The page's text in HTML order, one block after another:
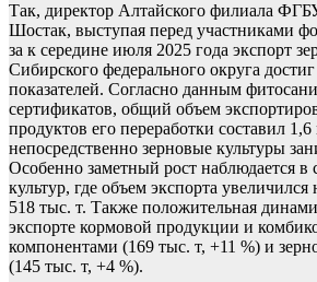
Так, директор Алтайского филиала
Шостак, выступая перед участниками
за к середине июля 2025 года экспорт
Сибирского федерального округа
показателей. Согласно данным
сертификатов, общий объем
продуктов его переработки составил
непосредственно зерновые культуры
Особенно заметный рост наблюдается в
культур, где объем экспорта увеличился
518 тыс. т. Также положительная
экспорте кормовой продукции и
компонентами (169 тыс. т, +11 %) и
(145 тыс. т, +4 %).